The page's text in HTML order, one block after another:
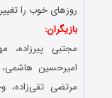
روزهای خوب را
بازیگران:
مجتبی‌ پیرزاده،
امیرحسین
مرتضی تقی‌زاده،